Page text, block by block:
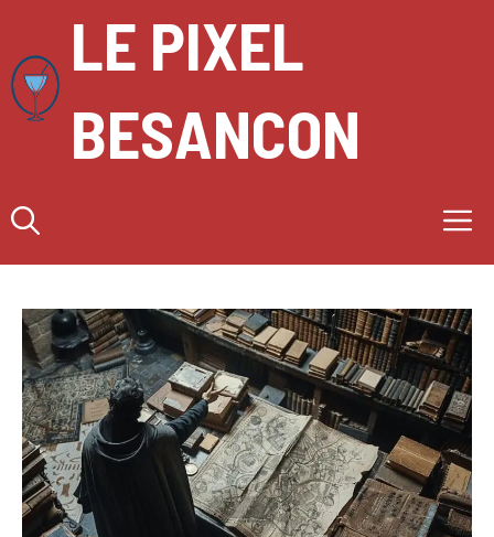
contenu LE PIXEL
BESANCON